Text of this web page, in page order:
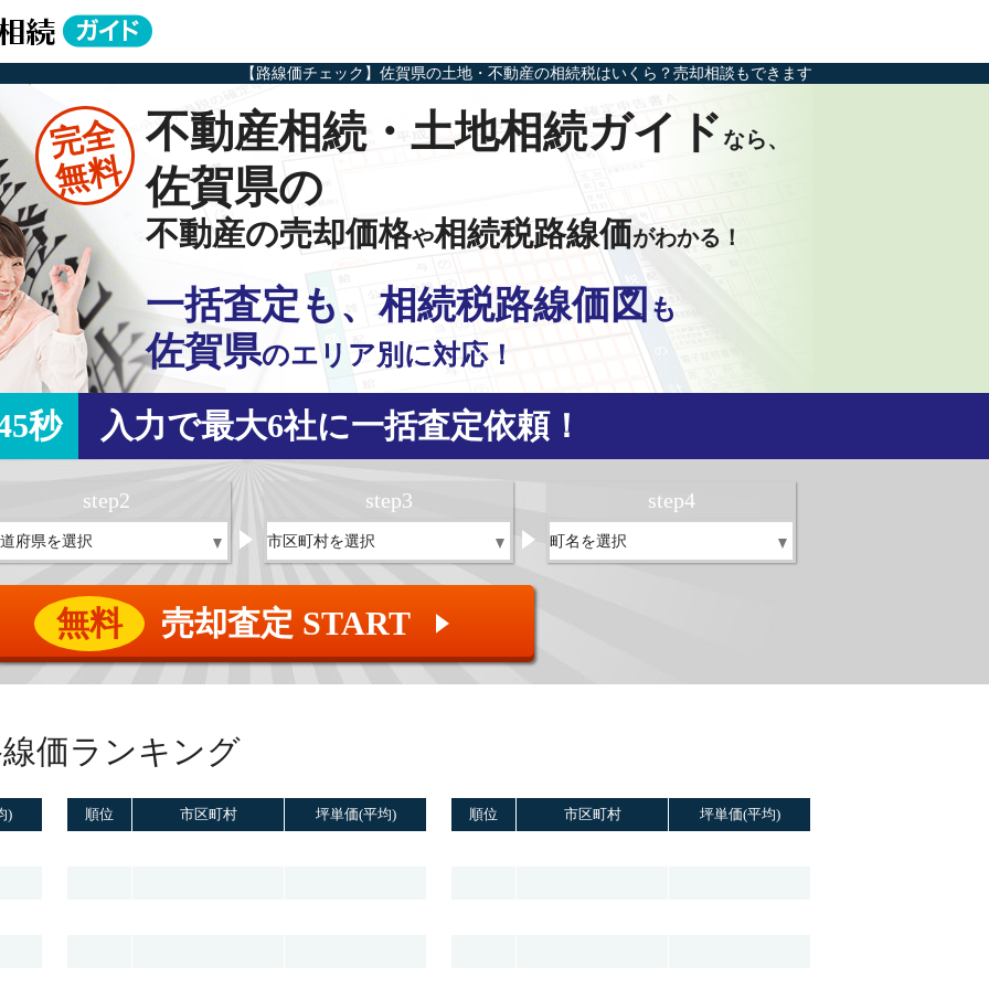
【路線価チェック】佐賀県の土地・不動産の相続税はいくら？売却相談もできます
完全
無料
不動産相続・土地相続ガイドなら、
佐賀県の
不動産の売却価格や相続税路線価がわかる！
一括査定も、相続税路線価図 も
佐賀県のエリア別に対応！
秒 入力で最大6社に一括査定依頼！
step2 step3 step4
無料 売却査定 START ▲
価ランキング
) 順位 市区町村 坪単価(平均) 順位 市区町村 坪単価(平均)